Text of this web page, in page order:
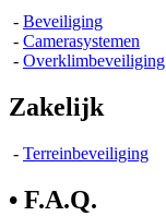
- Beveiliging
- Camerasystemen
- Overklimbeveiliging
Zakelijk
- Terreinbeveiliging
• F.A.Q.